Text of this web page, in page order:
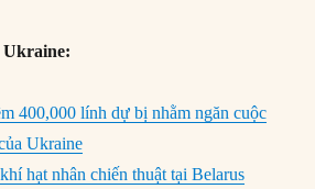
Ukraine:
400,000 lính dự bị nhằm ngăn cuộc
Ukraine
hạt nhân chiến thuật tại Belarus